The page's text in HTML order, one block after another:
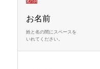
さ
お名前
姓と名の間にスペースを
いれてください。